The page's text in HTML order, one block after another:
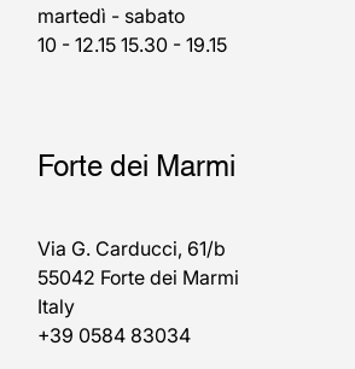
martedì - sabato
10 - 12.15 15.30 - 19.15
Forte dei Marmi
Via G. Carducci, 61/b
55042 Forte dei Marmi
Italy
+39 0584 83034